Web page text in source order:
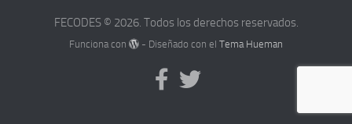
FECODES © 2026. Todos los derechos reservados.
Funciona con - Diseñado con elTema Hueman